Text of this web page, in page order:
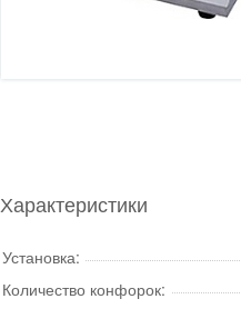
Характеристики
Установка:
Количество конфорок: